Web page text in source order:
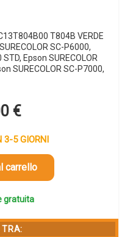
T804B VERDE
SC-P6000,
Epson SURECOLOR
SURECOLOR SC-P7000,
€
5 GIORNI
carrello
gratuita
TRA: